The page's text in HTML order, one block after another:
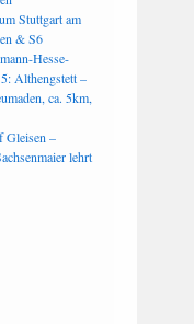
Stuttgart am
& S6
Hesse-
Althengstett –
ca. 5km,
Gleisen –
lehrt